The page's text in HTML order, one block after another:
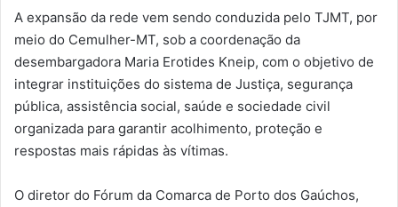
A expansão da rede vem sendo conduzida pelo TJMT, por
meio do Cemulher-MT, sob a coordenação da
desembargadora Maria Erotides Kneip, com o objetivo de
integrar instituições do sistema de Justiça, segurança
pública, assistência social, saúde e sociedade civil
organizada para garantir acolhimento, proteção e
respostas mais rápidas às vítimas.
O diretor do Fórum da Comarca de Porto dos Gaúchos,